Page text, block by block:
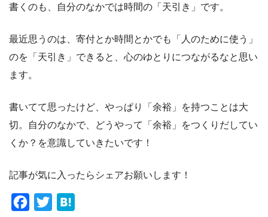
書くのも、自分のなかでは時間の「天引き」です。
最近思うのは、寄付とか時間とかでも「人のために使う」
のを「天引き」できると、心のゆとりにつながるなと思い
ます。
書いてて思ったけど、やっぱり「余裕」を持つことは大
切。自分のなかで、どうやって「余裕」をつくりだしてい
くか？を意識していきたいです！
記事が気に入ったらシェアお願いします！